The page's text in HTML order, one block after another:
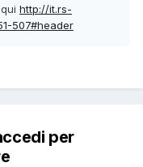
http://it.rs-
507#header
per